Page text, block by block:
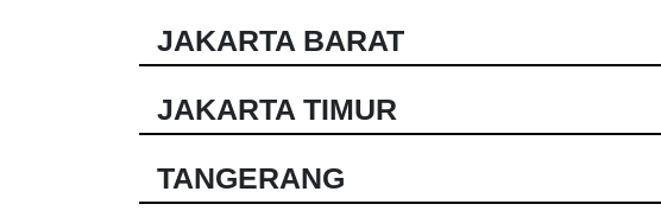
JAKARTA BARAT
JAKARTA TIMUR
TANGERANG